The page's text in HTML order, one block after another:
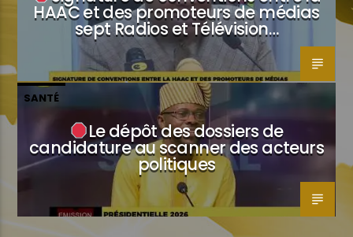
HAAC et des promoteurs de médias
sept Radios et Télévision…
SANTÉ
Le dépôt des dossiers de
candidature au scanner des acteurs
politiques